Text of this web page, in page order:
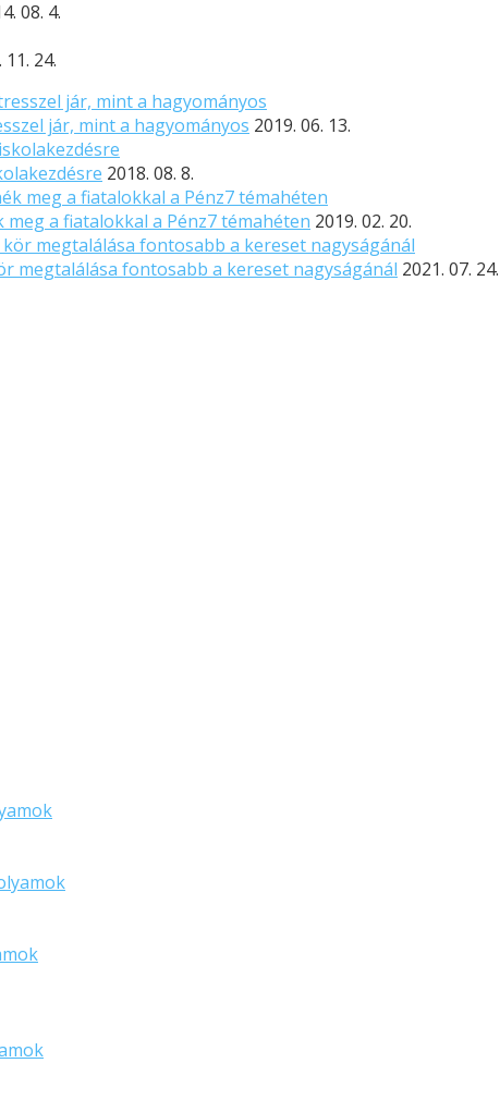
08. 4.
11. 24.
jár, mint a hagyományos 2019. 06. 13.
2018. 08. 8.
a fiatalokkal a Pénz7 témahéten 2019. 02. 20.
megtalálása fontosabb a kereset nagyságánál 2021. 07. 24.